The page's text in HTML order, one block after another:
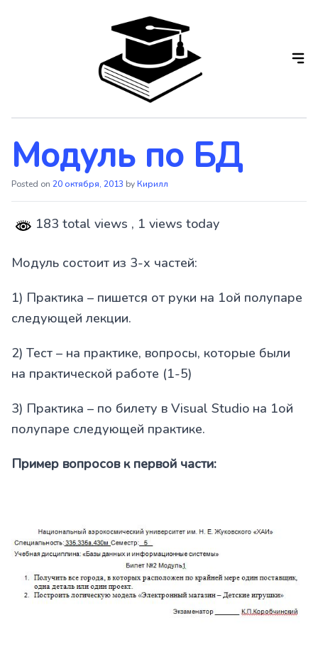
Модуль по БД
Posted on 20 октября, 2013 byКирилл
183 total views , 1 views today
Модуль состоит из 3-х частей:
1) Практика – пишется от руки на 1ой полупаре
следующей лекции.
2) Тест – на практике, вопросы, которые были
на практической работе (1-5)
3) Практика – по билету в Visual Studio на 1ой
полупаре следующей практике.
Пример вопросов к первой части: